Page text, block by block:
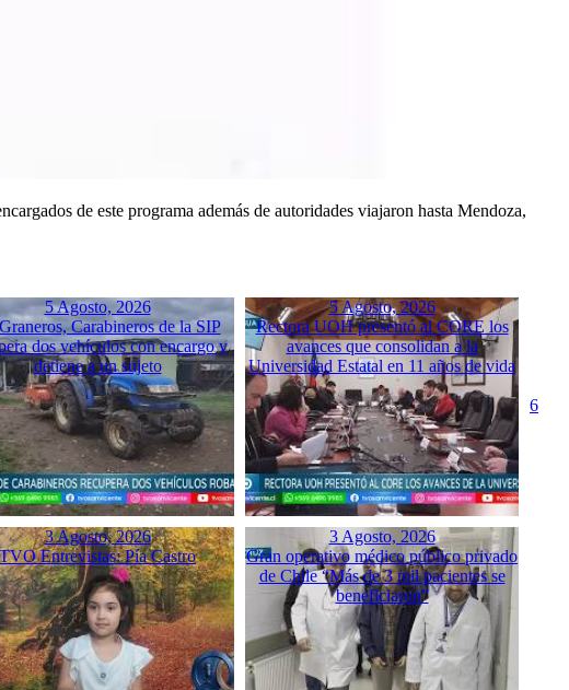
de este programa además de autoridades viajaron hasta Mendoza,
5 Agosto, 2026
Carabineros de la SIP
dos vehículos con encargo y
detiene a un sujeto
5 Agosto, 2026
Rectora UOH presentó al CORE los
avances que consolidan a la
Universidad Estatal en 11 años de vida
3 Agosto, 2026
TVO Entrevistas: Pía Castro
3 Agosto, 2026
Gran operativo médico público privado
de Chile “Más de 3 mil pacientes se
beneficiaron”
6